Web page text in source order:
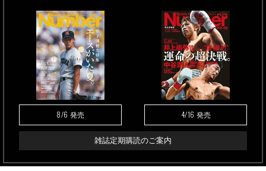
8/6 発売 4/16 発売
雑誌定期購読のご案内